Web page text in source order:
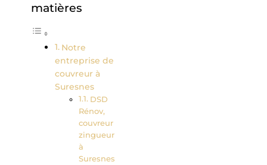
matières
Notre
entreprise de
couvreur à
Suresnes
DSD
Rénov,
couvreur
zingueur
à
Suresnes